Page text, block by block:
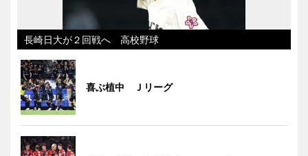
長崎日大が２回戦へ 高校野球
喜ぶ植中 Ｊリーグ